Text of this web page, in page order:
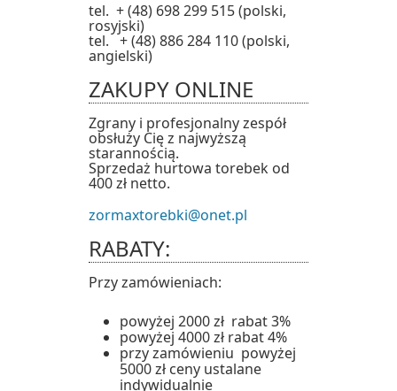
tel. + (48) 698 299 515 (polski,
rosyjski)
tel. + (48) 886 284 110 (polski,
angielski)
ZAKUPY ONLINE
Zgrany i profesjonalny zespół
obsłuży Cię z najwyższą
starannością.
Sprzedaż hurtowa torebek od
400 zł netto.
zormaxtorebki@onet.pl
RABATY:
Przy zamówieniach:
powyżej 2000 zł rabat 3%
powyżej 4000 zł rabat 4%
przy zamówieniu powyżej
5000 zł ceny ustalane
indywidualnie